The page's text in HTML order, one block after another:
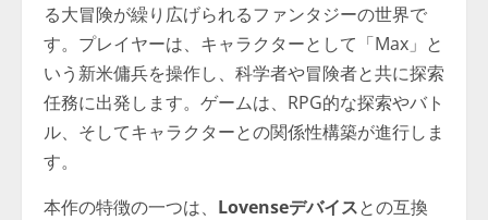
る大冒険が繰り広げられるファンタジーの世界で
す。プレイヤーは、キャラクターとして「Max」と
いう新米傭兵を操作し、科学者や冒険者と共に探索
任務に出発します。ゲームは、RPG的な探索やバト
ル、そしてキャラクターとの関係性構築が進行しま
す。
本作の特徴の一つは、 Lovenseデバイスとの互換